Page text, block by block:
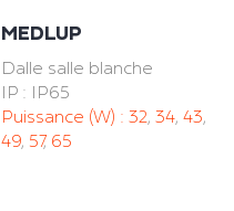
MEDLUP
Dalle salle blanche
IP : IP65
Puissance (W) : 32, 34, 43,
49, 57, 65